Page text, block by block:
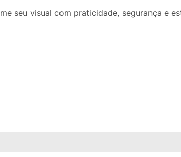
seu visual com praticidade, segurança e